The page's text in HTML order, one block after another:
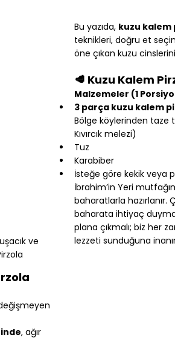
ve
Bu yazıda, kuzu kalem
teknikleri, doğru et
öne çıkan kuzu
🥩 Kuzu Kalem
Malzemeler (1
3 parça kuzu kalem
Bölge köylerinden taze
Kıvırcık melezi)
Tuz
Karabiber
İsteğe göre kekik veya
İbrahim’in Yeri
baharatlarla hazırlanır.
baharata ihtiyaç
plana çıkmalı; biz her
lezzeti sunduğuna
, ağır